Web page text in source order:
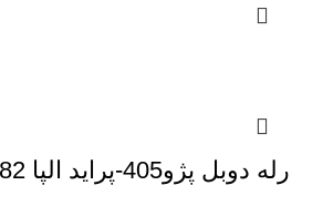
رله دوبل پژو405-پراید الپا LE-382